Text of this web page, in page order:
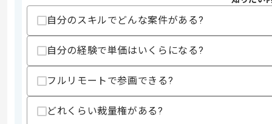
・Dr.Sumを用いた開発経験
スキルに不安がある方へ
上記に似た経験やスキルをお持ちであれば申
商談回数
自分のスキルでどんな案件がある?
自分の経験で単価はいくらになる?
フルリモートで参画できる?
どれくらい裁量権がある?